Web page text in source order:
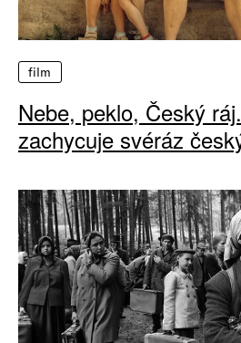
film
Nebe, peklo, Český
zachycuje svéráz